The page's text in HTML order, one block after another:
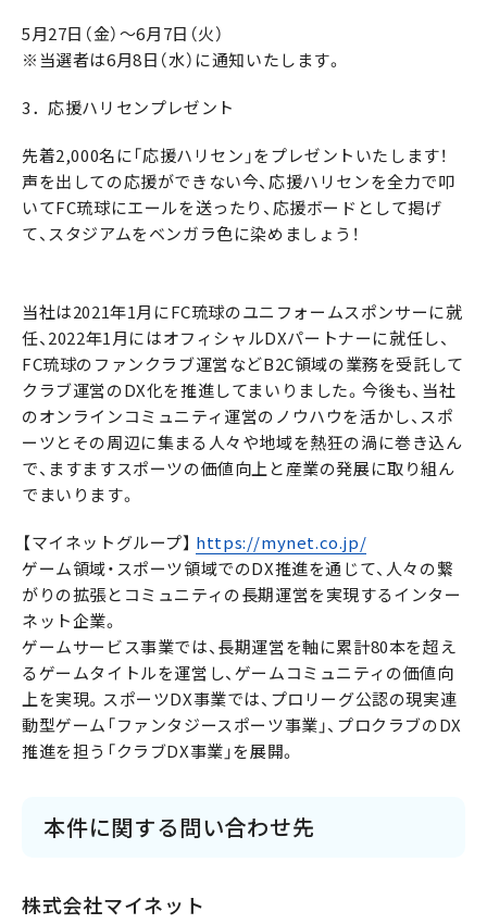
5月27日（金）～6月7日（火）
※当選者は6月8日（水）に通知いたします。
3．応援ハリセンプレゼント
先着2,000名に「応援ハリセン」をプレゼントいたします！
声を出しての応援ができない今、応援ハリセンを全力で叩
いてFC琉球にエールを送ったり、応援ボードとして掲げ
て、スタジアムをベンガラ色に染めましょう！
当社は2021年1月にFC琉球のユニフォームスポンサーに就
任、2022年1月にはオフィシャルDXパートナーに就任し、
FC琉球のファンクラブ運営などB2C領域の業務を受託して
クラブ運営のDX化を推進してまいりました。今後も、当社
のオンラインコミュニティ運営のノウハウを活かし、スポ
ーツとその周辺に集まる人々や地域を熱狂の渦に巻き込ん
で、ますますスポーツの価値向上と産業の発展に取り組ん
でまいります。
【マイネットグループ】 https://mynet.co.jp/
ゲーム領域・スポーツ領域でのDX推進を通じて、人々の繋
がりの拡張とコミュニティの長期運営を実現するインター
ネット企業。
ゲームサービス事業では、長期運営を軸に累計80本を超え
るゲームタイトルを運営し、ゲームコミュニティの価値向
上を実現。スポーツDX事業では、プロリーグ公認の現実連
動型ゲーム「ファンタジースポーツ事業」、プロクラブのDX
推進を担う「クラブDX事業」を展開。
本件に関する問い合わせ先
株式会社マイネット